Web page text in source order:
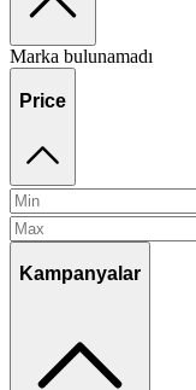
Marka bulunamadı
Price
Kampanyalar